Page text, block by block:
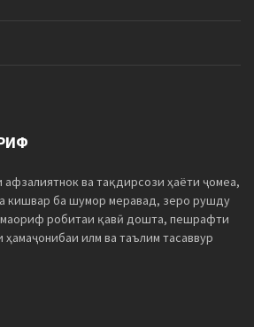
ва тақдирсози ҳаёти ҷомеа,
кишвар ба шумор меравад, зеро рушду
маориф робитаи қавӣ дошта, пешрафти
илм ва таълим тасаввур